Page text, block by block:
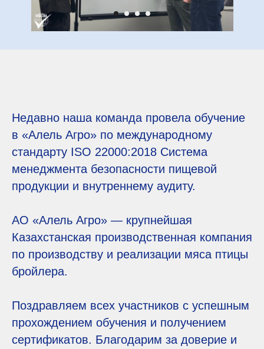
Недавно наша команда провела обучение
в «Алель Агро» по международному
стандарту ISO 22000:2018 Система
менеджмента безопасности пищевой
продукции и внутреннему аудиту.
АО «Алель Агро» — крупнейшая
Казахстанская производственная компания
по производству и реализации мяса птицы
бройлера.
Поздравляем всех участников с успешным
прохождением обучения и получением
сертификатов. Благодарим за доверие и